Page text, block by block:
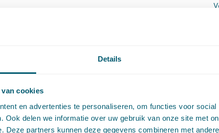
Details
cookies
en advertenties te personaliseren, om functies voor
Ook delen we informatie over uw gebruik van onze site met
Deze partners kunnen deze gegevens combineren met